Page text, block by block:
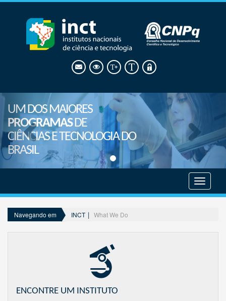
UM DOS MAIORES
PROGRAMASDE
CIÊNCIAS E TECNOLOGIA DO
BRASIL
menu
Navegando em INCT What We Do
ENCONTRE UM INSTITUTO